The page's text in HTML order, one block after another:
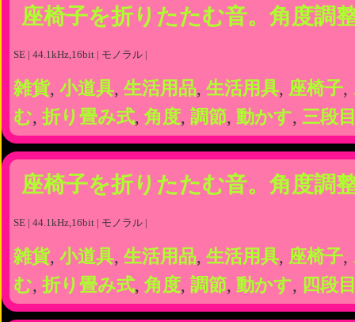
座椅子を折りたたむ音。角度調
SE | 44.1kHz,16bit | モノラル |
雑貨, 小道具, 生活用品, 生活用具, 座椅子,
む, 折り畳み式, 角度, 調節, 動かす, 三段
座椅子を折りたたむ音。角度調
SE | 44.1kHz,16bit | モノラル |
雑貨, 小道具, 生活用品, 生活用具, 座椅子,
む, 折り畳み式, 角度, 調節, 動かす, 四段